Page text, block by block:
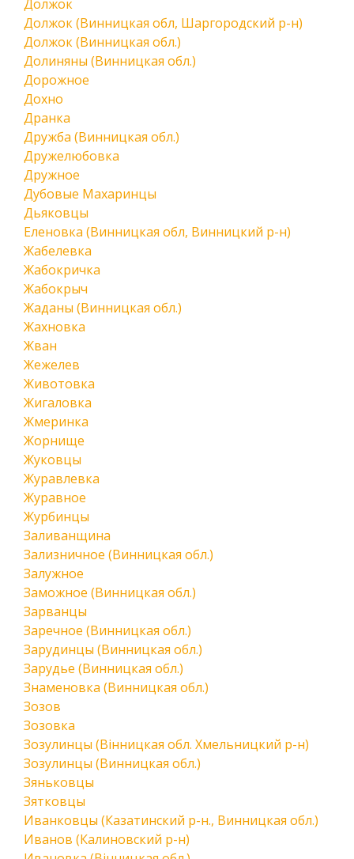
Должок
Должок (Винницкая обл, Шаргородский р-н)
Должок (Винницкая обл.)
Долиняны (Винницкая обл.)
Дорожное
Дохно
Дранка
Дружба (Винницкая обл.)
Дружелюбовка
Дружное
Дубовые Махаринцы
Дьяковцы
Еленовка (Винницкая обл, Винницкий р-н)
Жабелевка
Жабокричка
Жабокрыч
Жаданы (Винницкая обл.)
Жахновка
Жван
Жежелев
Животовка
Жигаловка
Жмеринка
Жорнище
Жуковцы
Журавлевка
Журавное
Журбинцы
Заливанщина
Зализничное (Винницкая обл.)
Залужное
Заможное (Винницкая обл.)
Зарванцы
Заречное (Винницкая обл.)
Зарудинцы (Винницкая обл.)
Зарудье (Винницкая обл.)
Знаменовка (Винницкая обл.)
Зозов
Зозовка
Зозулинцы (Вінницкая обл. Хмельницкий р-н)
Зозулинцы (Винницкая обл.)
Зяньковцы
Зятковцы
Иванковцы (Казатинский р-н., Винницкая обл.)
Иванов (Калиновский р-н)